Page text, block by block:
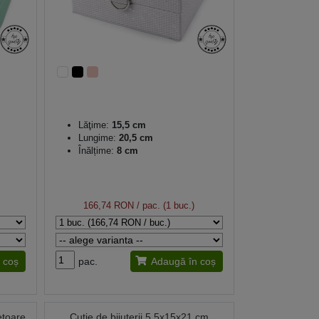
coș
Lăţime: 15,5 cm
Lungime: 20,5 cm
Înălțime: 8 cm
166,74 RON / pac. (1 buc.)
pac. Adaugă în coș
Cutie de bijuterii 5,5x15x21 cm